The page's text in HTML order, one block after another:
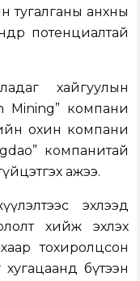
тугалганы анхны
потенциалтай
хайгуулын
Mining” компани
охин компани
компанитай
ажээ.
эхлээд
хийж эхлэх
тохиролцсон
бүтээн